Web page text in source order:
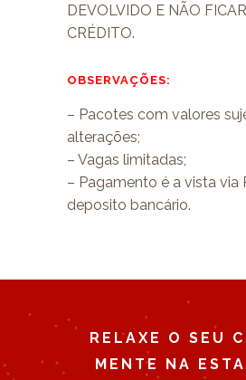
DEVOLVIDO E NÃO
CRÉDITO.
OBSERVAÇÕES:
– Pacotes com valores
alterações;
– Vagas limitadas;
– Pagamento é a vista via
deposito bancário.
RELAXE O SEU
MENTE NA